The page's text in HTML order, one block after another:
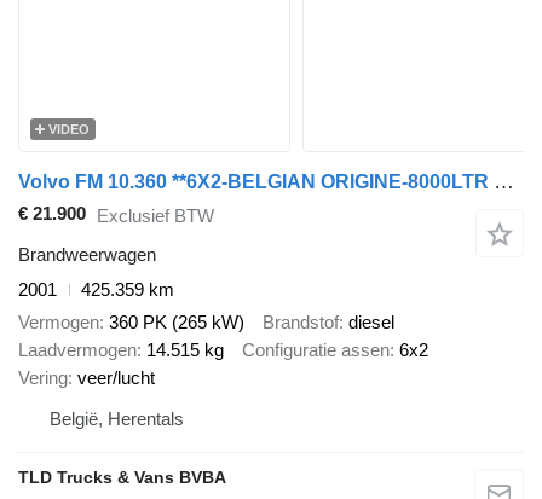
VIDEO
Volvo FM 10.360 **6X2-BELGIAN ORIGINE-8000LTR WATERTANK**
€ 21.900 Exclusief BTW
Brandweerwagen
2001
425.359 km
Vermogen 360 PK (265 kW) Brandstof diesel
Laadvermogen 14.515 kg Configuratie assen 6x2
Vering veer/lucht
België, Herentals
TLD Trucks & Vans BVBA